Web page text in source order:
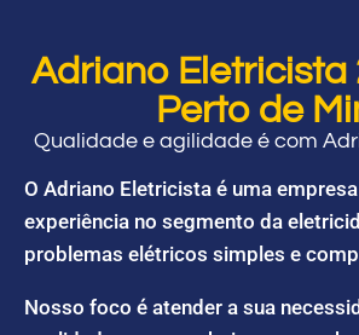
Adriano Eletricista
Perto de
Qualidade e agilidade é com
O Adriano Eletricista é uma
experiência no segmento da
problemas elétricos simples e
Nosso foco é atender a sua